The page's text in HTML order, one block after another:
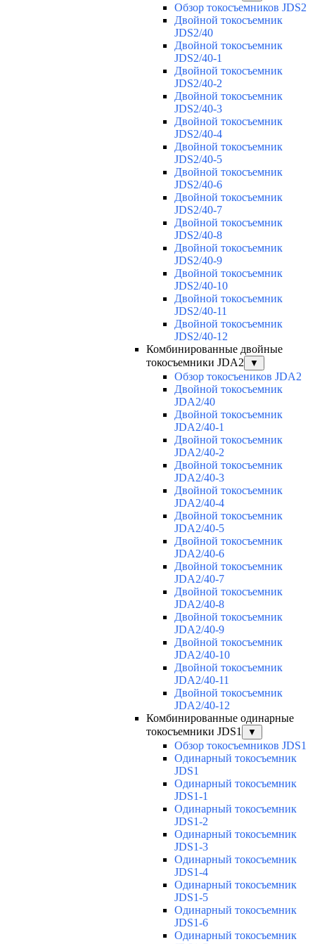
Обзор токосъемников JDS2
Двойной токосъемник
JDS2/40
Двойной токосъемник
JDS2/40-1
Двойной токосъемник
JDS2/40-2
Двойной токосъемник
JDS2/40-3
Двойной токосъемник
JDS2/40-4
Двойной токосъемник
JDS2/40-5
Двойной токосъемник
JDS2/40-6
Двойной токосъемник
JDS2/40-7
Двойной токосъемник
JDS2/40-8
Двойной токосъемник
JDS2/40-9
Двойной токосъемник
JDS2/40-10
Двойной токосъемник
JDS2/40-11
Двойной токосъемник
JDS2/40-12
Комбинированные двойные
токосъемники JDA2
▼
Обзор токосъеников JDA2
Двойной токосъемник
JDA2/40
Двойной токосъемник
JDA2/40-1
Двойной токосъемник
JDA2/40-2
Двойной токосъемник
JDA2/40-3
Двойной токосъемник
JDA2/40-4
Двойной токосъемник
JDA2/40-5
Двойной токосъемник
JDA2/40-6
Двойной токосъемник
JDA2/40-7
Двойной токосъемник
JDA2/40-8
Двойной токосъемник
JDA2/40-9
Двойной токосъемник
JDA2/40-10
Двойной токосъемник
JDA2/40-11
Двойной токосъемник
JDA2/40-12
Комбинированные одинарные
токосъемники JDS1
▼
Обзор токосъемников JDS1
Одинарный токосъемник
JDS1
Одинарный токосъемник
JDS1-1
Одинарный токосъемник
JDS1-2
Одинарный токосъемник
JDS1-3
Одинарный токосъемник
JDS1-4
Одинарный токосъемник
JDS1-5
Одинарный токосъемник
JDS1-6
Одинарный токосъемник